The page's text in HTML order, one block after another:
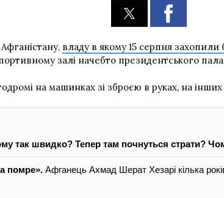
владу в якому 15 серпня захопили
залі начебто президентського
на машинках зі зброєю в руках, на
так швидко? Тепер там почнуться страти?
помре». Афганець Ахмад Шерат Хезарі кілька